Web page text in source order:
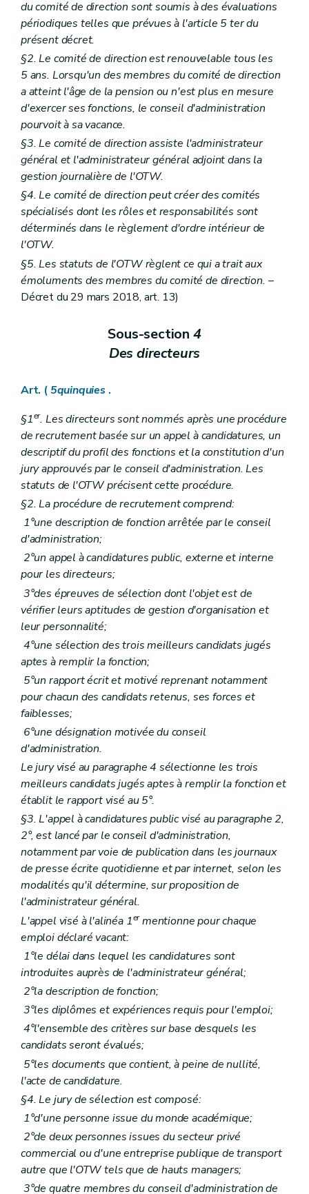
du comité de direction sont soumis à des évaluations
périodiques telles que prévues à l'article 5terdu
présent décret.
§2. Le comité de direction est renouvelable tous les
5 ans. Lorsqu'un des membres du comité de direction
a atteint l'âge de la pension ou n'est plus en mesure
d'exercer ses fonctions, le conseil d'administration
pourvoit à sa vacance.
§3. Le comité de direction assiste l'administrateur
général et l'administrateur général adjoint dans la
gestion journalière de l'OTW.
§4. Le comité de direction peut créer des comités
spécialisés dont les rôles et responsabilités sont
déterminés dans le règlement d'ordre intérieur de
l'OTW.
§5. Les statuts de l'OTW règlent ce qui a trait aux
émoluments des membres du comité de direction. –
Décret du 29 mars 2018, art. 13)
Sous-section 4
Des directeurs
Art. ( 5quinquies.
§1er. Les directeurs sont nommés après une procédure
de recrutement basée sur un appel à candidatures, un
descriptif du profil des fonctions et la constitution d'un
jury approuvés par le conseil d'administration. Les
statuts de l'OTW précisent cette procédure.
§2. La procédure de recrutement comprend:
1°une description de fonction arrêtée par le conseil
d'administration;
2°un appel à candidatures public, externe et interne
pour les directeurs;
3°des épreuves de sélection dont l'objet est de
vérifier leurs aptitudes de gestion d'organisation et
leur personnalité;
4°une sélection des trois meilleurs candidats jugés
aptes à remplir la fonction;
5°un rapport écrit et motivé reprenant notamment
pour chacun des candidats retenus, ses forces et
faiblesses;
6°une désignation motivée du conseil
d'administration.
Le jury visé au paragraphe 4 sélectionne les trois
meilleurs candidats jugés aptes à remplir la fonction et
établit le rapport visé au 5°.
§3. L'appel à candidatures public visé au paragraphe 2,
2°, est lancé par le conseil d'administration,
notamment par voie de publication dans les journaux
de presse écrite quotidienne et par internet, selon les
modalités qu'il détermine, sur proposition de
l'administrateur général.
L'appel visé à l'alinéa 1ermentionne pour chaque
emploi déclaré vacant:
1°le délai dans lequel les candidatures sont
introduites auprès de l'administrateur général;
2°la description de fonction;
3°les diplômes et expériences requis pour l'emploi;
4°l'ensemble des critères sur base desquels les
candidats seront évalués;
5°les documents que contient, à peine de nullité,
l'acte de candidature.
§4. Le jury de sélection est composé:
1°d'une personne issue du monde académique;
2°de deux personnes issues du secteur privé
commercial ou d'une entreprise publique de transport
autre que l'OTW tels que de hauts managers;
3°de quatre membres du conseil d'administration de